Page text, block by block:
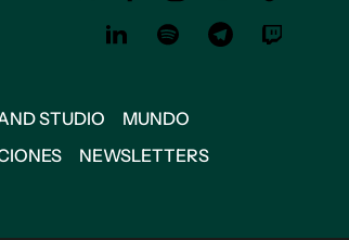
STUDIO
MUNDO
NEWSLETTERS